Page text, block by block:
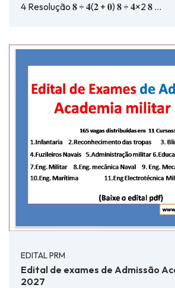
4 Resolução 𝟖 ÷ 𝟒(𝟐 + 𝟎) 𝟖 ÷ 𝟒×2 𝟖 …
EDITAL PRM
Edital de exames de Admissão
2027